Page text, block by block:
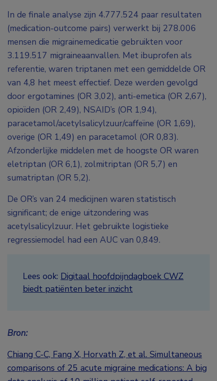
In de finale analyse zijn 4.777.524 paar resultaten
(medication-outcome pairs) verwerkt bij 278.006
mensen die migrainemedicatie gebruikten voor
3.119.517 migraineaanvallen. Met ibuprofen als
referentie, waren triptanen met een gemiddelde OR
van 4,8 het meest effectief. Deze werden gevolgd
door ergotamines (OR 3,02), anti-emetica (OR 2,67),
opioïden (OR 2,49), NSAID’s (OR 1,94),
paracetamol/acetylsalicylzuur/caffeïne (OR 1,69),
overige (OR 1,49) en paracetamol (OR 0,83).
Afzonderlijke middelen met de hoogste OR waren
eletriptan (OR 6,1), zolmitriptan (OR 5,7) en
sumatriptan (OR 5,2).
De OR’s van 24 medicijnen waren statistisch
significant; de enige uitzondering was
acetylsalicylzuur. Het gebruikte logistieke
regressiemodel had een AUC van 0,849.
Lees ook: Digitaal hoofdpijndagboek CWZ
biedt patiënten beter inzicht
Bron:
Chiang C-C, Fang X, Horvath Z, et al. Simultaneous
comparisons of 25 acute migraine medications: A big